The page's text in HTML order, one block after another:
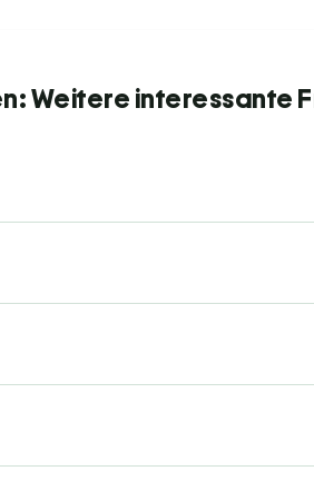
Weitere interessante